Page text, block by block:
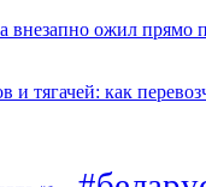
ожил прямо
и тягачей: как